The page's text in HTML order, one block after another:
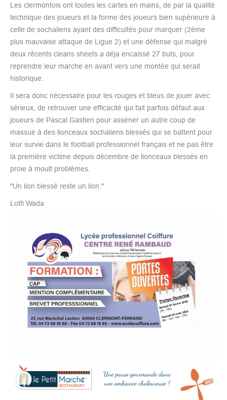
Les clermontois ont toutes les cartes en mains, de par la qualité
technique des joueurs et la forme des joueurs bien supérieure à
celle de sochaliens ayant des difficultés pour marquer (2éme
plus mauvaise attaque de Ligue 2) et une défense qui malgré
deux récents cleans sheets a déja encaissé 27 buts, pour
reprendre leur marche en avant vers une montée qui serait
historique.
Il sera donc nécessaire pour les rouges et bleus de jouer avec
sérieux, de retrouver une efficacité qui fait parfois défaut aux
joueurs de Pascal Gastien pour asséner un autre coup de
massue à des lionceaux sochaliens blessés qui se battent pour
leur survie dans le football professionnel français et ne pas être
la première victime depuis décembre de lionceaux blessés en
proie à moult problèmes.
"Un lion blessé reste un lion."
Lotfi Wada